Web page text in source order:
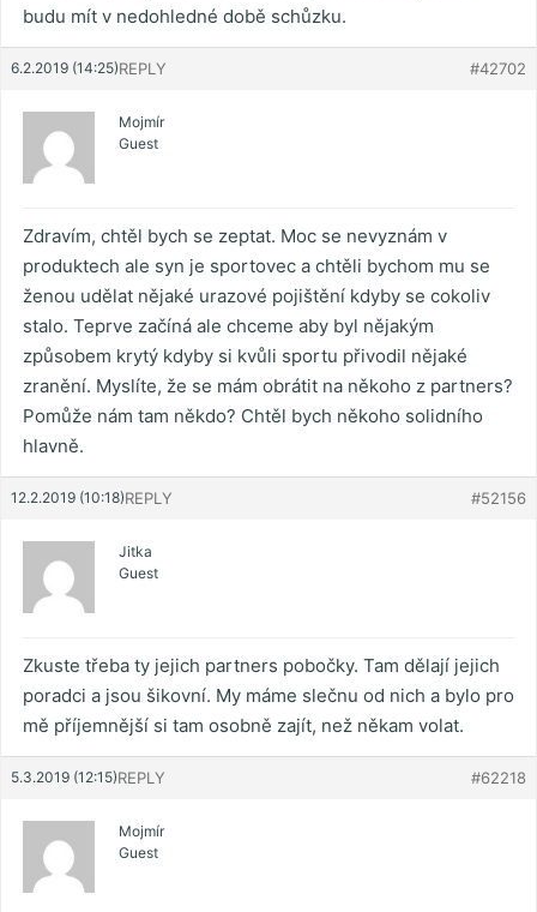
budu mít v nedohledné době schůzku.
6.2.2019 (14:25) #42702
REPLY
Mojmír
Guest
Zdravím, chtěl bych se zeptat. Moc se nevyznám v
produktech ale syn je sportovec a chtěli bychom mu se
ženou udělat nějaké urazové pojištění kdyby se cokoliv
stalo. Teprve začíná ale chceme aby byl nějakým
způsobem krytý kdyby si kvůli sportu přivodil nějaké
zranění. Myslíte, že se mám obrátit na někoho z partners?
Pomůže nám tam někdo? Chtěl bych někoho solidního
hlavně.
12.2.2019 (10:18) #52156
REPLY
Jitka
Guest
Zkuste třeba ty jejich partners pobočky. Tam dělají jejich
poradci a jsou šikovní. My máme slečnu od nich a bylo pro
mě příjemnější si tam osobně zajít, než někam volat.
5.3.2019 (12:15) #62218
REPLY
Mojmír
Guest